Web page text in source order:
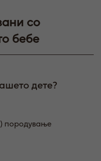
со
бебе
дете?
породување